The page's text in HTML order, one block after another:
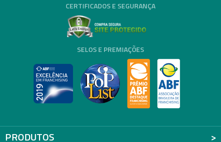
PRODUTOS
CERTIFICADOS E SEGURANÇA
SELOS E PREMIAÇÕES